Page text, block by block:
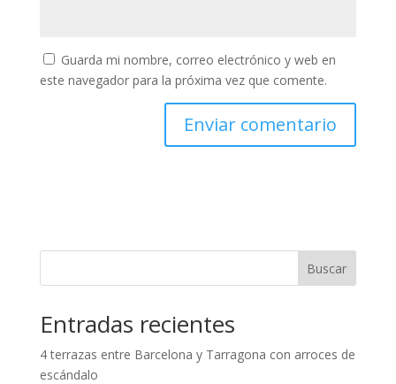
Guarda mi nombre, correo electrónico y web en
este navegador para la próxima vez que comente.
Buscar
Entradas recientes
4 terrazas entre Barcelona y Tarragona con arroces de
escándalo